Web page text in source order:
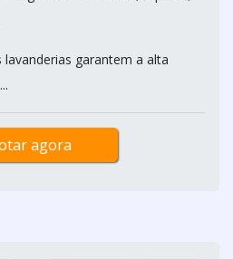
garantem a alta
agora